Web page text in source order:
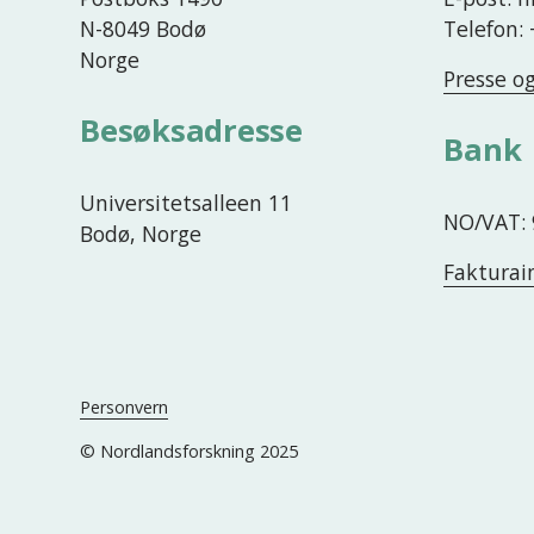
N-8049 Bodø
Norge
Besøksadresse
Universitetsalleen 11
Bodø, Norge
Telefon:
Presse
Bank
NO/
Personvern
© Nordlandsforskning 2025